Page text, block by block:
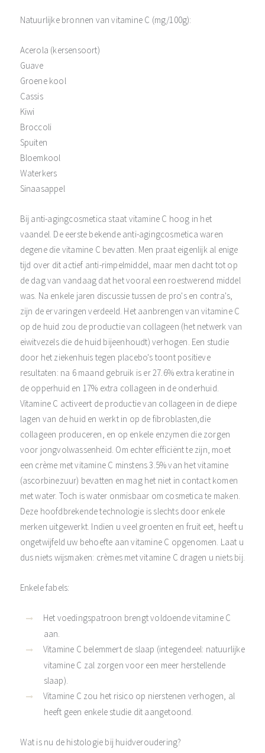
Natuurlijke bronnen van vitamine C (mg/100g):
Acerola (kersensoort)
Guave
Groene kool
Cassis
Kiwi
Broccoli
Spuiten
Bloemkool
Waterkers
Sinaasappel
Bij anti-agingcosmetica staat vitamine C hoog in het
vaandel. De eerste bekende anti-agingcosmetica waren
degene die vitamine C bevatten. Men praat eigenlijk al enige
tijd over dit actief anti-rimpelmiddel, maar men dacht tot op
de dag van vandaag dat het vooral een roestwerend middel
was. Na enkele jaren discussie tussen de pro's en contra's,
zijn de ervaringen verdeeld. Het aanbrengen van vitamine C
op de huid zou de productie van collageen (het netwerk van
eiwitvezels die de huid bijeenhoudt) verhogen. Een studie
door het ziekenhuis tegen placebo's toont positieve
resultaten: na 6 maand gebruik is er 27.6% extra keratine in
de opperhuid en 17% extra collageen in de onderhuid.
Vitamine C activeert de productie van collageen in de diepe
lagen van de huid en werkt in op de fibroblasten,die
collageen produceren, en op enkele enzymen die zorgen
voor jongvolwassenheid. Om echter efficiënt te zijn, moet
een crème met vitamine C minstens 3.5% van het vitamine
(ascorbinezuur) bevatten en mag het niet in contact komen
met water. Toch is water onmisbaar om cosmetica te maken.
Deze hoofdbrekende technologie is slechts door enkele
merken uitgewerkt. Indien u veel groenten en fruit eet, heeft u
ongetwijfeld uw behoefte aan vitamine C opgenomen. Laat u
dus niets wijsmaken: crèmes met vitamine C dragen u niets bij.
Enkele fabels:
Het voedingspatroon brengt voldoende vitamine C
aan.
Vitamine C belemmert de slaap (integendeel: natuurlijke
vitamine C zal zorgen voor een meer herstellende
slaap).
Vitamine C zou het risico op nierstenen verhogen, al
heeft geen enkele studie dit aangetoond.
Wat is nu de histologie bij huidveroudering?